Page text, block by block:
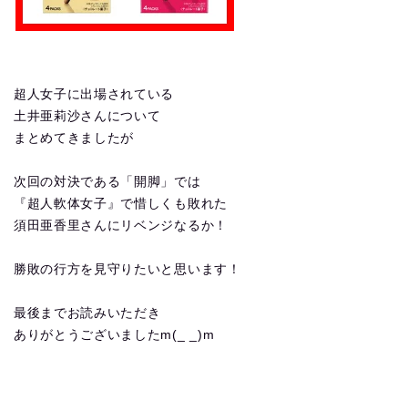
超人女子に出場されている
土井亜莉沙さんについて
まとめてきましたが
次回の対決である「開脚」では
『超人軟体女子』で惜しくも敗れた
須田亜香里さんにリベンジなるか！
勝敗の行方を見守りたいと思います！
最後までお読みいただき
ありがとうございましたm(_ _)m